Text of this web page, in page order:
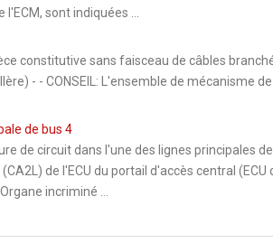
sont indiquées ...
constitutive sans faisceau de câbles
- - CONSEIL: L'ensemble de mécanisme
de bus 4
de circuit dans l'une des lignes principales
de l'ECU du portail d'accès central (ECU
incriminé ...